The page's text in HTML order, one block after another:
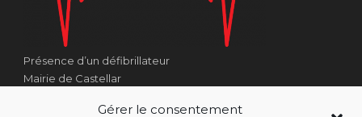
Gérer le consentement
Présence d’un défibrillateur
Mairie de Castellar
Côté Escalier Rue Sarrail